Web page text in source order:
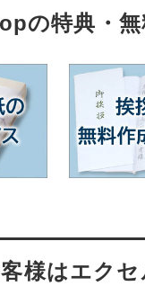
の特典・無
様はエクセ